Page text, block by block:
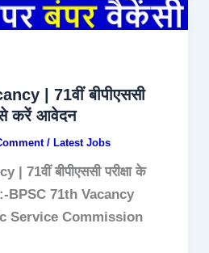
| 71वीं बीपीएससी
से करें आवेदन
/ Latest Jobs
71वीं बीपीएससी परीक्षा के
BPSC 71th Vacancy
Service Commission